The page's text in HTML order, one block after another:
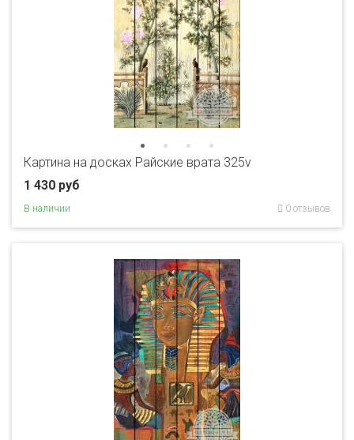
Картина на досках Райские врата 325v
1 430 руб
В наличии 0 отзывов